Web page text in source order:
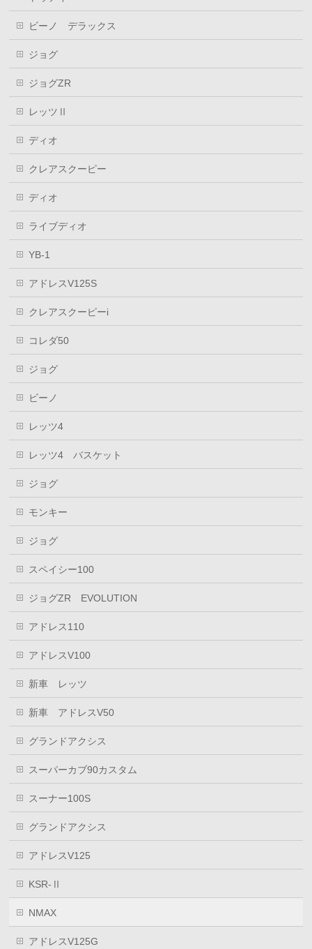
ビーノ デラックス
ジョグ
ジョグZR
レッツⅡ
ディオ
クレアスクーピー
ディオ
ライブディオ
YB-1
アドレスV125S
クレアスクーピーi
コレダ50
ジョグ
ビーノ
レッツ4
レッツ4 バスケット
ジョグ
モンキー
ジョグ
スペイシー100
ジョグZR EVOLUTION
アドレス110
アドレスV100
新車 レッツ
新車 アドレスV50
グランドアクシス
スーパーカブ90カスタム
スーナー100S
グランドアクシス
アドレスV125
KSR-Ⅱ
NMAX
アドレスV125G